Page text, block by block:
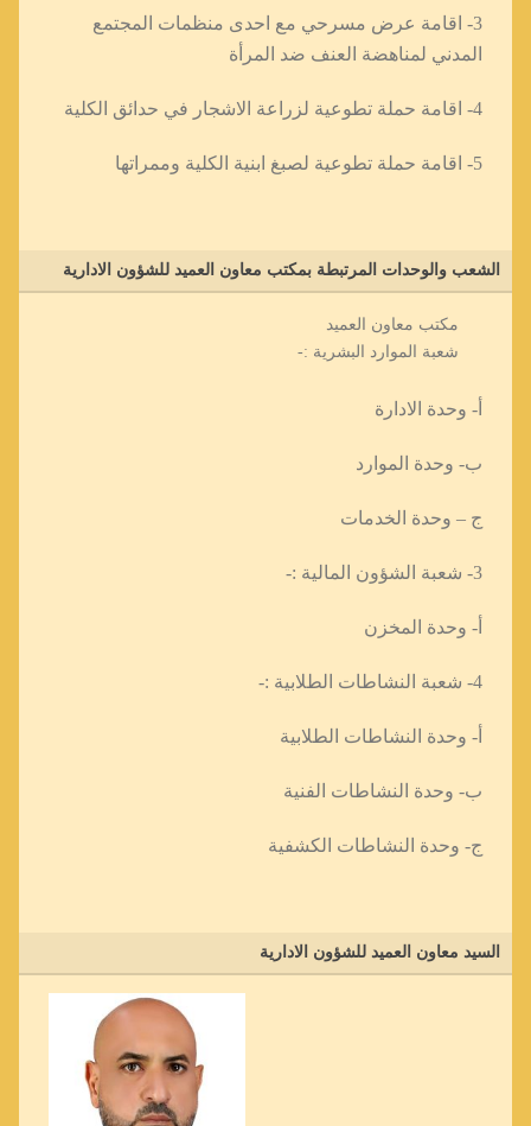
3- اقامة عرض مسرحي مع احدى منظمات المجتمع
المدني لمناهضة العنف ضد المرأة
4- اقامة حملة تطوعية لزراعة الاشجار في حدائق الكلية
5- اقامة حملة تطوعية لصبغ ابنية الكلية وممراتها
الشعب والوحدات المرتبطة بمكتب معاون العميد للشؤون الادارية
مكتب معاون العميد
شعبة الموارد البشرية :-
أ- وحدة الادارة
ب- وحدة الموارد
ج – وحدة الخدمات
3- شعبة الشؤون المالية :-
أ- وحدة المخزن
4- شعبة النشاطات الطلابية :-
أ- وحدة النشاطات الطلابية
ب- وحدة النشاطات الفنية
ج- وحدة النشاطات الكشفية
السيد معاون العميد للشؤون الادارية